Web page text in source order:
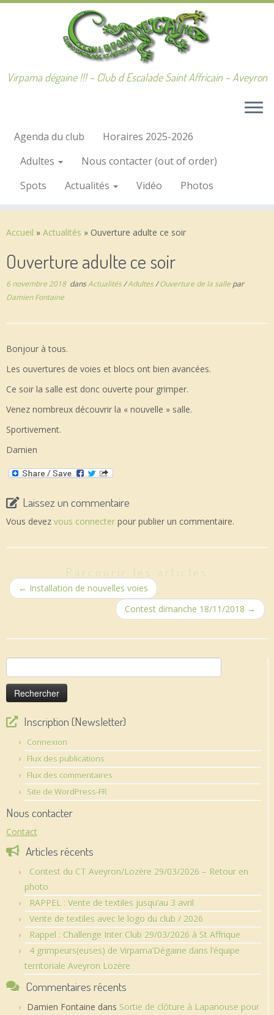
Passer
Virpama dégaine !!! – Club d Escalade Saint Affricain – Aveyron
Agenda du club
Horaires 2025-2026
Adultes
Nous contacter (out of order)
Spots
Actualités Vidéo Photos
Accueil » Actualités » Ouverture adulte ce soir
Ouverture adulte ce soir
6 novembre 2018dansActualités/Adultes/Ouverture de la salle par
Damien Fontaine
Bonjour à tous.
Les ouvertures de voies et blocs ont bien avancées.
Ce soir la salle est donc ouverte pour grimper.
Venez nombreux découvrir la « nouvelle » salle.
Sportivement.
Damien
Laissez un commentaire
Vous devez vous connecter pour publier un commentaire.
Parcourir les articles
← Installation de nouvelles voies
Contest dimanche 18/11/2018 →
Rechercher :
Inscription (Newsletter)
Connexion
Flux des publications
Flux des commentaires
Site de WordPress-FR
Nous contacter
Contact
Articles récents
Contest du CT Aveyron/Lozère 29/03/2026 – Retour en
photo
RAPPEL : Vente de textiles jusqu’au 3 avril
Vente de textiles avec le logo du club / 2026
Rappel : Challenge Inter Club 29/03/2026 à St Affrique
4 grimpeurs(euses) de Virpama’Dégaine dans l’équipe
territoriale Aveyron Lozère
Commentaires récents
Damien Fontaine dans Sortie de clôture à Lapanouse pour